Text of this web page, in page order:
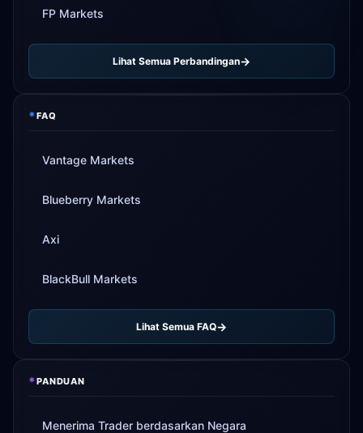
FP Markets
Lihat Semua Perbandingan
*FAQ
Vantage Markets
Blueberry Markets
Axi
BlackBull Markets
Lihat Semua FAQ
*PANDUAN
Menerima Trader berdasarkan Negara